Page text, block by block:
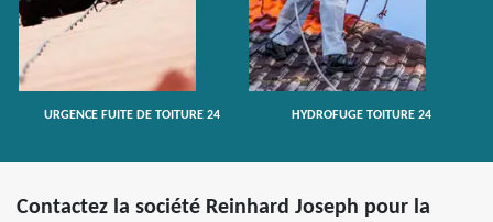
URGENCE FUITE DE TOITURE 24 HYDROFUGE TOITURE 24
Contactez la société Reinhard Joseph pour la